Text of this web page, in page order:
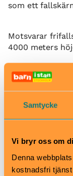
Samtycke
Vi bryr oss om
Denna
kostnadsfri
som ett
Motsvarar
4000 meters
Öppet alla dagar
Måndag –
Lördag 08.00-